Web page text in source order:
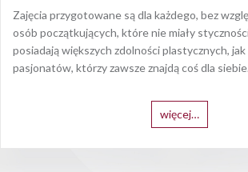
Zajęcia przygotowane są dla każdego, bez
osób początkujących, które nie miały
posiadają większych zdolności plastycznych,
pasjonatów, którzy zawsze znajdą coś dla
więcej…